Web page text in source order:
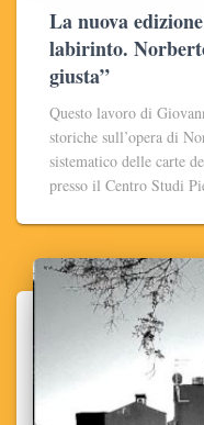
La nuova
labirinto.
giusta”
Questo lavoro di
storiche sull’opera di
sistematico delle carte
presso il Centro Studi